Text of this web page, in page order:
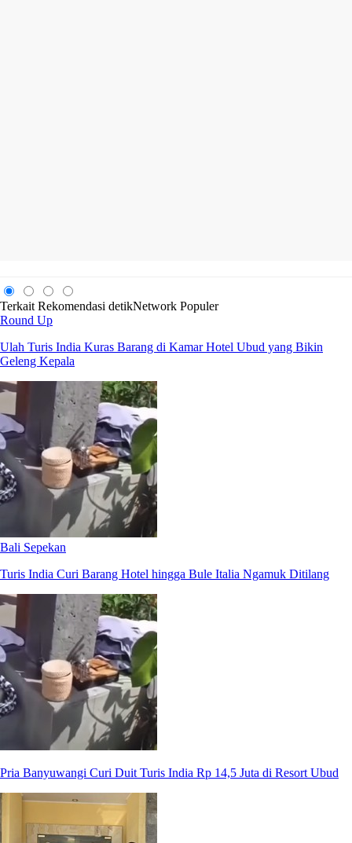
Terkait Rekomendasi detikNetwork Populer
Round Up
Ulah Turis India Kuras Barang di Kamar Hotel Ubud yang Bikin
Geleng Kepala
Bali Sepekan
Turis India Curi Barang Hotel hingga Bule Italia Ngamuk Ditilang
Pria Banyuwangi Curi Duit Turis India Rp 14,5 Juta di Resort Ubud